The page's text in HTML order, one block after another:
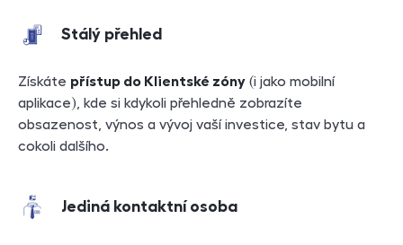
Stálý přehled
Získáte přístup do Klientské zóny (i jako mobilní
aplikace), kde si kdykoli přehledně zobrazíte
obsazenost, výnos a vývoj vaší investice, stav bytu a
cokoli dalšího.
Jediná kontaktní osoba